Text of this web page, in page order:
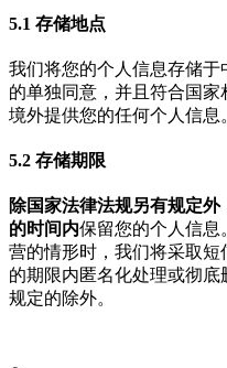
5.1 存储地点
我们将您的个人信息存储
的单独同意，并且符合国
境外提供您的任何个人信息
5.2 存储期限
除国家法律法规另有规定外
的时间内保留您的个人信息
营的情形时，我们将采取
的期限内匿名化处理或彻
规定的除外。